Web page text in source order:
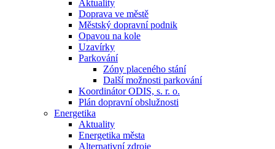
Aktuality
Doprava ve městě
Městský dopravní podnik
Opavou na kole
Uzavírky
Parkování
Zóny placeného stání
Další možnosti parkování
Koordinátor ODIS, s. r. o.
Plán dopravní obslužnosti
Energetika
Aktuality
Energetika města
Alternativní zdroje